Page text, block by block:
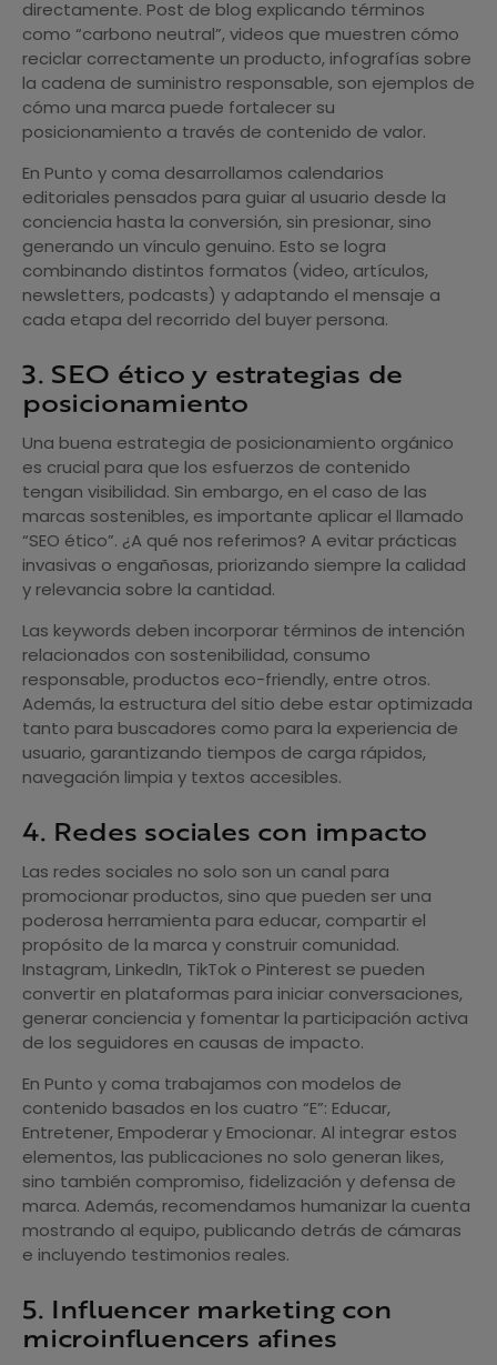
directamente. Post de blog explicando términos
como “carbono neutral”, videos que muestren cómo
reciclar correctamente un producto, infografías sobre
la cadena de suministro responsable, son ejemplos de
cómo una marca puede fortalecer su
posicionamiento a través de contenido de valor.
En Punto y coma desarrollamos calendarios
editoriales pensados para guiar al usuario desde la
conciencia hasta la conversión, sin presionar, sino
generando un vínculo genuino. Esto se logra
combinando distintos formatos (video, artículos,
newsletters, podcasts) y adaptando el mensaje a
cada etapa del recorrido del buyer persona.
3. SEO ético y estrategias de
posicionamiento
Una buena estrategia de posicionamiento orgánico
es crucial para que los esfuerzos de contenido
tengan visibilidad. Sin embargo, en el caso de las
marcas sostenibles, es importante aplicar el llamado
“SEO ético”. ¿A qué nos referimos? A evitar prácticas
invasivas o engañosas, priorizando siempre la calidad
y relevancia sobre la cantidad.
Las keywords deben incorporar términos de intención
relacionados con sostenibilidad, consumo
responsable, productos eco-friendly, entre otros.
Además, la estructura del sitio debe estar optimizada
tanto para buscadores como para la experiencia de
usuario, garantizando tiempos de carga rápidos,
navegación limpia y textos accesibles.
4. Redes sociales con impacto
Las redes sociales no solo son un canal para
promocionar productos, sino que pueden ser una
poderosa herramienta para educar, compartir el
propósito de la marca y construir comunidad.
Instagram, LinkedIn, TikTok o Pinterest se pueden
convertir en plataformas para iniciar conversaciones,
generar conciencia y fomentar la participación activa
de los seguidores en causas de impacto.
En Punto y coma trabajamos con modelos de
contenido basados en los cuatro “E”: Educar,
Entretener, Empoderar y Emocionar. Al integrar estos
elementos, las publicaciones no solo generan likes,
sino también compromiso, fidelización y defensa de
marca. Además, recomendamos humanizar la cuenta
mostrando al equipo, publicando detrás de cámaras
e incluyendo testimonios reales.
5. Influencer marketing con
microinfluencers afines